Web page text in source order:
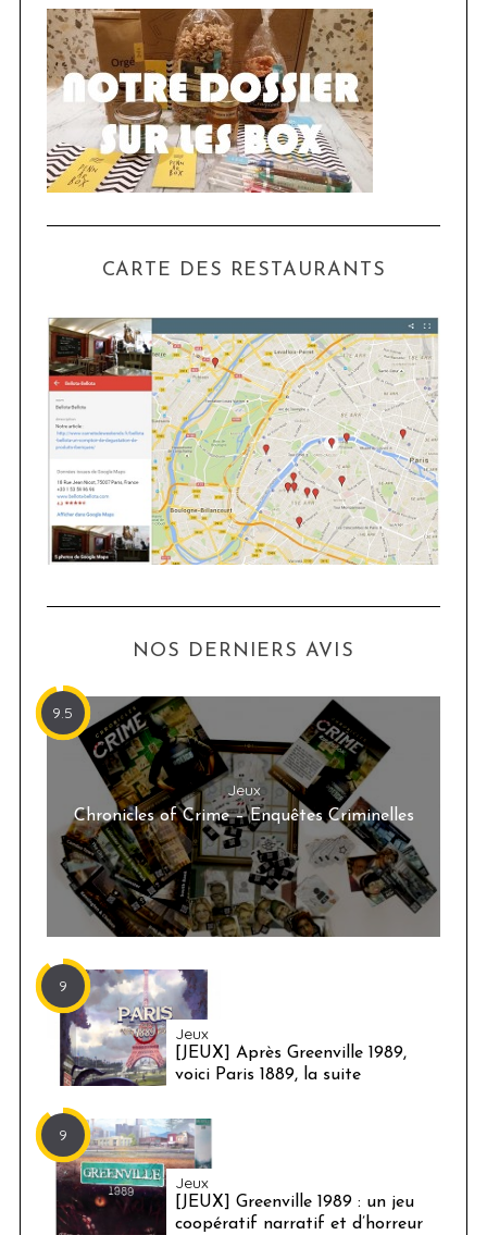
CARTE DES RESTAURANTS
NOS DERNIERS AVIS
9.5
Jeux
Chronicles of Crime – Enquêtes Criminelles
9
Jeux
[JEUX] Après Greenville 1989,
voici Paris 1889, la suite
9
Jeux
[JEUX] Greenville 1989 : un jeu
coopératif narratif et d’horreur